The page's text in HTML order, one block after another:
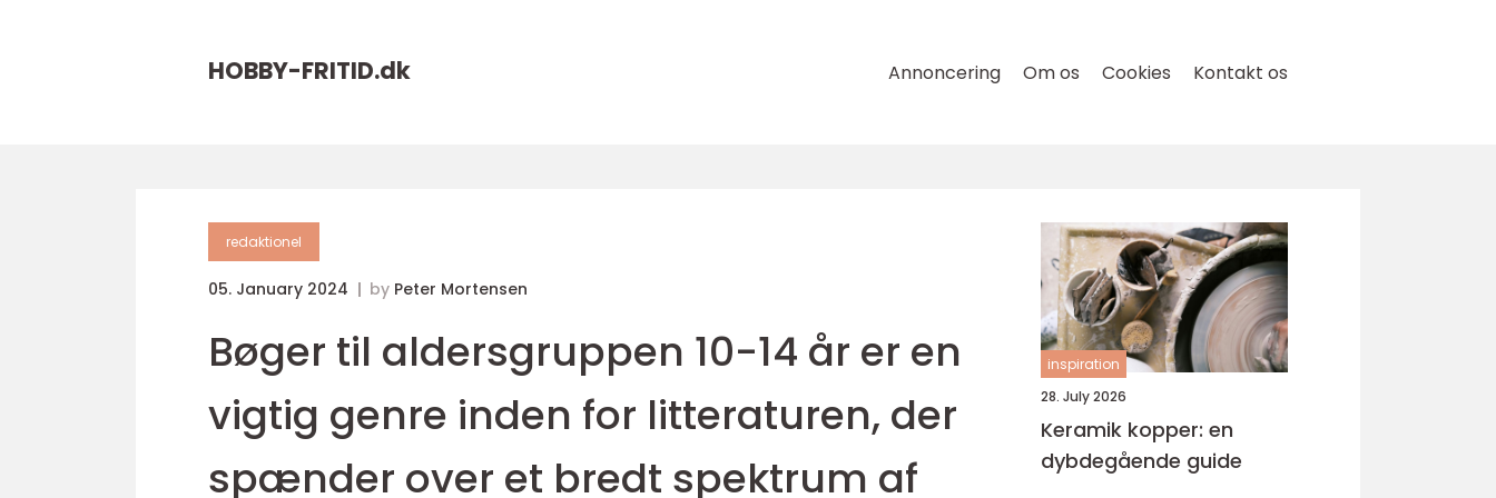
HOBBY-FRITID.dk Annoncering Om os Cookies Kontakt os
redaktionel
05. January 2024 by Peter Mortensen
Bøger til aldersgruppen 10-14 år er en
vigtig genre inden for litteraturen, der
spænder over et bredt spektrum af
inspiration
28. July 2026
Keramik kopper: en
dybdegående guide